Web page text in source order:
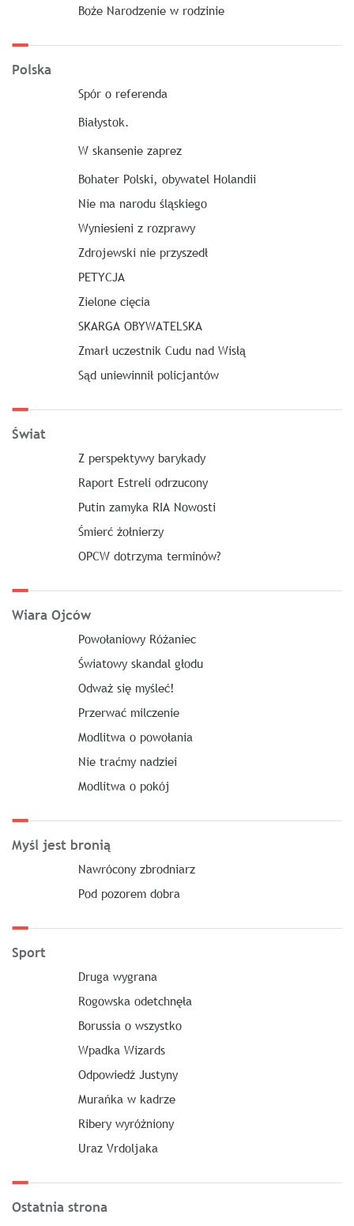
Boże Narodzenie w rodzinie
Polska
Spór o referenda
Białystok.
W skansenie zaprez
Bohater Polski, obywatel Holandii
Nie ma narodu śląskiego
Wyniesieni z rozprawy
Zdrojewski nie przyszedł
PETYCJA
Zielone cięcia
SKARGA OBYWATELSKA
Zmarł uczestnik Cudu nad Wisłą
Sąd uniewinnił policjantów
Świat
Z perspektywy barykady
Raport Estreli odrzucony
Putin zamyka RIA Nowosti
Śmierć żołnierzy
OPCW dotrzyma terminów?
Wiara Ojców
Powołaniowy Różaniec
Światowy skandal głodu
Odważ się myśleć!
Przerwać milczenie
Modlitwa o powołania
Nie traćmy nadziei
Modlitwa o pokój
Myśl jest bronią
Nawrócony zbrodniarz
Pod pozorem dobra
Sport
Druga wygrana
Rogowska odetchnęła
Borussia o wszystko
Wpadka Wizards
Odpowiedź Justyny
Murańka w kadrze
Ribery wyróżniony
Uraz Vrdoljaka
Ostatnia strona